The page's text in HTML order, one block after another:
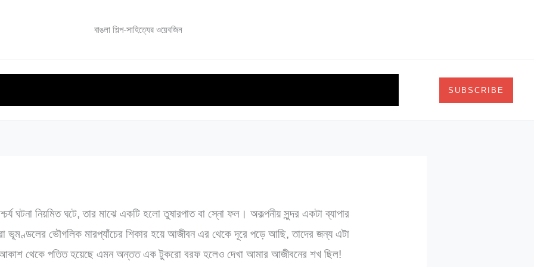
বাঙলা শিল্প-সাহিত্যের ওয়েবজিন
SearchSUBSCRIBE
ঘটনা নিয়মিত ঘটে, তার মাঝে একটি হলো তুষারপাত বা স্নো ফল। অকল্পনীয় সুন্দর একটা ব্যাপার
ভূমণ্ডলের ভৌগলিক মারপ্যাঁচের শিকার হয়ে আজীবন এর থেকে দূরে পড়ে আছি, তাদের জন্য এটা
থেকে পতিত হয়েছে এমন অন্তত এক টুকরো বরফ হলেও দেখা আমার আজীবনের শখ ছিল!